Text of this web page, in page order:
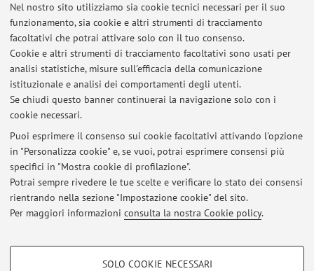
Nel nostro sito utilizziamo sia cookie tecnici necessari per il suo
funzionamento, sia cookie e altri strumenti di tracciamento
facoltativi che potrai attivare solo con il tuo consenso.
Cookie e altri strumenti di tracciamento facoltativi sono usati per
analisi statistiche, misure sull'efficacia della comunicazione
istituzionale e analisi dei comportamenti degli utenti.
Se chiudi questo banner continuerai la navigazione solo con i
cookie necessari.
Puoi esprimere il consenso sui cookie facoltativi attivando l'opzione
in "Personalizza cookie" e, se vuoi, potrai esprimere consensi più
specifici in "Mostra cookie di profilazione".
Potrai sempre rivedere le tue scelte e verificare lo stato dei consensi
rientrando nella sezione "Impostazione cookie" del sito.
Per maggiori informazioni consulta la nostra Cookie policy.
COOKIE DI PROFILAZIONE - FACOLTATIVI
SOLO COOKIE NECESSARI
E-mail: roberta.coccia3@unibo.it
Dipartimento di Chimica Industriale "Toso Montanari"
Via Piero Gobetti 85, Bologna -Vai alla mappa
Ultimi avvisi
Al momento non sono presenti avvisi.